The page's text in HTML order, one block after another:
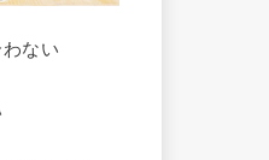
ない